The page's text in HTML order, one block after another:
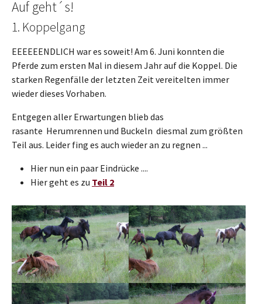
Auf geht´s!
1. Koppelgang
EEEEEENDLICH war es soweit! Am 6. Juni konnten die
Pferde zum ersten Mal in diesem Jahr auf die Koppel. Die
starken Regenfälle der letzten Zeit vereitelten immer
wieder dieses Vorhaben.
Entgegen aller Erwartungen blieb das
rasante Herumrennen und Buckeln diesmal zum größten
Teil aus. Leider fing es auch wieder an zu regnen ...
Hier nun ein paar Eindrücke ....
Hier geht es zu Teil 2
Show larger version Show larger version
Show larger version Show larger version